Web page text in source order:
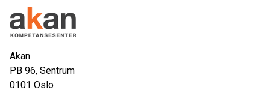
Akan
PB 96, Sentrum
0101 Oslo